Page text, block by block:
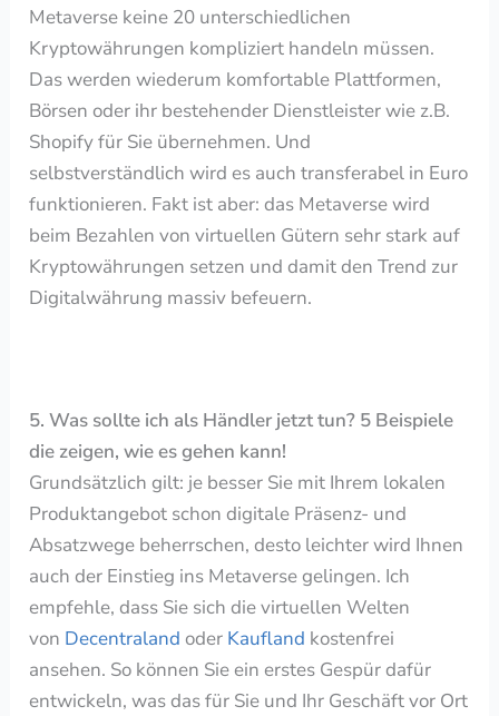
Metaverse keine 20 unterschiedlichen
Kryptowährungen kompliziert handeln müssen.
Das werden wiederum komfortable Plattformen,
Börsen oder ihr bestehender Dienstleister wie z.B.
Shopify für Sie übernehmen. Und
selbstverständlich wird es auch transferabel in Euro
funktionieren. Fakt ist aber: das Metaverse wird
beim Bezahlen von virtuellen Gütern sehr stark auf
Kryptowährungen setzen und damit den Trend zur
Digitalwährung massiv befeuern.
5. Was sollte ich als Händler jetzt tun? 5 Beispiele
die zeigen, wie es gehen kann!
Grundsätzlich gilt: je besser Sie mit Ihrem lokalen
Produktangebot schon digitale Präsenz- und
Absatzwege beherrschen, desto leichter wird Ihnen
auch der Einstieg ins Metaverse gelingen. Ich
empfehle, dass Sie sich die virtuellen Welten
von Decentraland oder Kaufland kostenfrei
ansehen. So können Sie ein erstes Gespür dafür
entwickeln, was das für Sie und Ihr Geschäft vor Ort